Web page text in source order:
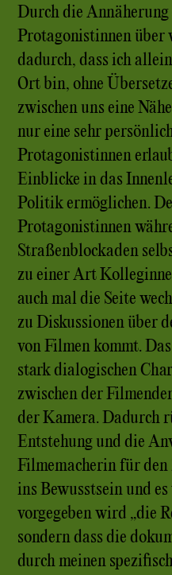
Durch die Annäherung
Protagonistinnen über
dadurch, dass ich
Ort bin, ohne
zwischen uns eine
nur eine sehr
Protagonistinnen
Einblicke in das
Politik ermöglichen.
Protagonistinnen
Straßenblockaden
zu einer Art
auch mal die Seite
zu Diskussionen über
von Filmen kommt.
stark dialogischen
zwischen der
der Kamera. Dadurch
Entstehung und die
Filmemacherin für
ins Bewusstsein und
vorgegeben wird „die
sondern dass die
durch meinen